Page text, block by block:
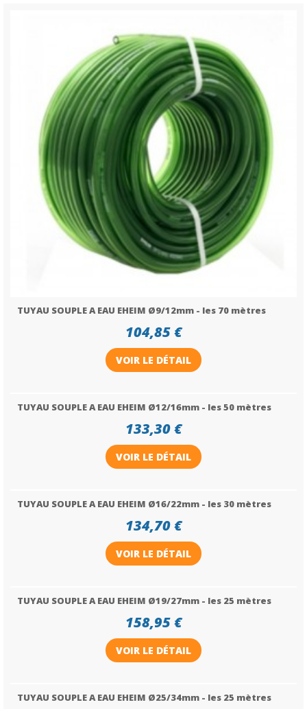
TUYAU SOUPLE A EAU EHEIM Ø9/12mm - les 70 mètres
104,85 €
VOIR LE DÉTAIL
TUYAU SOUPLE A EAU EHEIM Ø12/16mm - les 50 mètres
133,30 €
VOIR LE DÉTAIL
TUYAU SOUPLE A EAU EHEIM Ø16/22mm - les 30 mètres
134,70 €
VOIR LE DÉTAIL
TUYAU SOUPLE A EAU EHEIM Ø19/27mm - les 25 mètres
158,95 €
VOIR LE DÉTAIL
TUYAU SOUPLE A EAU EHEIM Ø25/34mm - les 25 mètres